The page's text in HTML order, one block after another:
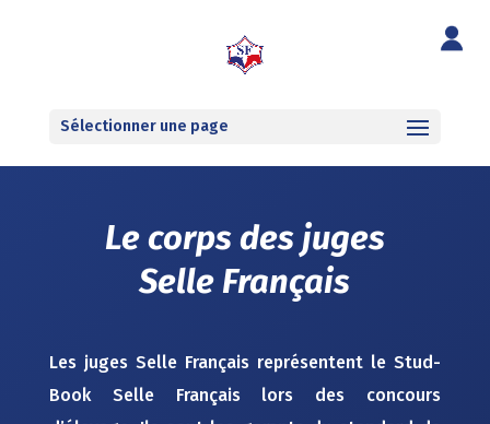
Sélectionner une page
Le corps des juges
Selle Français
Les juges Selle Français représentent le Stud-
Book Selle Français lors des concours